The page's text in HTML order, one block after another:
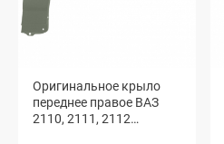
Оригинальное крыло
переднее правое ВАЗ
2110, 2111, 2112